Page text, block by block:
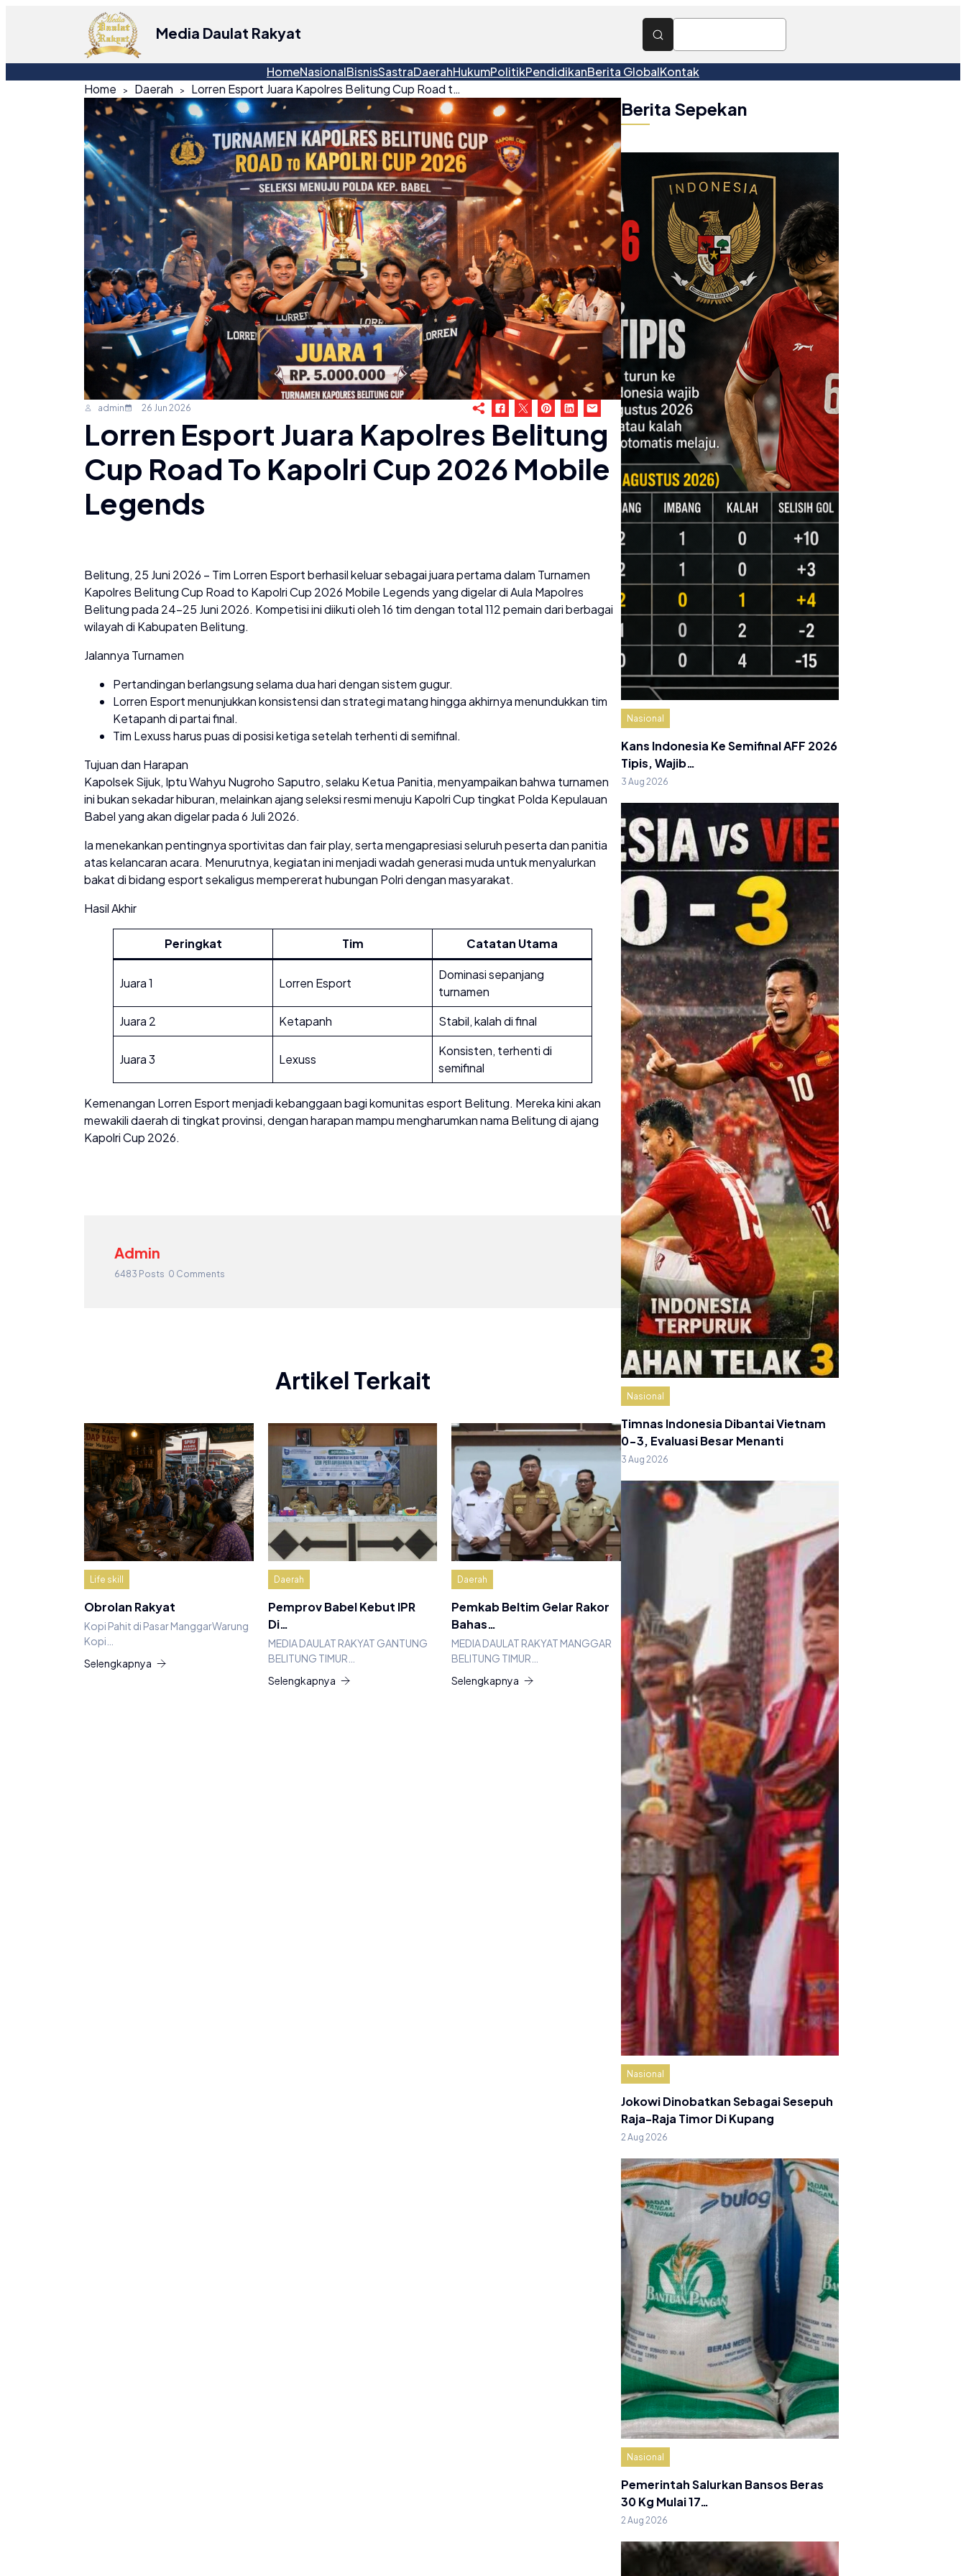
Media Daulat Rakyat
HomeNasionalBisnisSastraDaerahHukumPolitikPendidikanBerita GlobalKontak
Home
Daerah Lorren Esport Juara Kapolres Belitung Cup Road to Kapolri Cup 2026 Mobile Legends
admin 26 Jun 2026
Lorren Esport Juara Kapolres Belitung
Cup Road To Kapolri Cup 2026 Mobile
Legends
Belitung, 25 Juni 2026 – Tim Lorren Esport berhasil keluar sebagai juara pertama dalam Turnamen
Kapolres Belitung Cup Road to Kapolri Cup 2026 Mobile Legends yang digelar di Aula Mapolres
Belitung pada 24–25 Juni 2026. Kompetisi ini diikuti oleh 16 tim dengan total 112 pemain dari berbagai
wilayah di Kabupaten Belitung.
Jalannya Turnamen
Pertandingan berlangsung selama dua hari dengan sistem gugur.
Lorren Esport menunjukkan konsistensi dan strategi matang hingga akhirnya menundukkan tim
Ketapanh di partai final.
Tim Lexuss harus puas di posisi ketiga setelah terhenti di semifinal.
Tujuan dan Harapan
Kapolsek Sijuk, Iptu Wahyu Nugroho Saputro, selaku Ketua Panitia, menyampaikan bahwa turnamen
ini bukan sekadar hiburan, melainkan ajang seleksi resmi menuju Kapolri Cup tingkat Polda Kepulauan
Babel yang akan digelar pada 6 Juli 2026.
Ia menekankan pentingnya sportivitas dan fair play, serta mengapresiasi seluruh peserta dan panitia
atas kelancaran acara. Menurutnya, kegiatan ini menjadi wadah generasi muda untuk menyalurkan
bakat di bidang esport sekaligus mempererat hubungan Polri dengan masyarakat.
Hasil Akhir
Peringkat Tim Catatan Utama
Juara 1 Lorren Esport
Dominasi sepanjang
turnamen
Juara 2
Ketapanh Stabil, kalah di final
Juara 3 Lexuss
Konsisten, terhenti di
semifinal
Kemenangan Lorren Esport menjadi kebanggaan bagi komunitas esport Belitung. Mereka kini akan
mewakili daerah di tingkat provinsi, dengan harapan mampu mengharumkan nama Belitung di ajang
Kapolri Cup 2026.
Admin
6483 Posts 0 Comments
Artikel Terkait
Life skill
Obrolan Rakyat
Kopi Pahit di Pasar ManggarWarung
Kopi…
Selengkapnya
Daerah
Pemprov Babel Kebut IPR
Di…
MEDIA DAULAT RAKYAT GANTUNG
BELITUNG TIMUR…
Selengkapnya
Daerah
Pemkab Beltim Gelar Rakor
Bahas…
MEDIA DAULAT RAKYAT MANGGAR
BELITUNG TIMUR…
Selengkapnya
Berita Sepekan
Nasional
Kans Indonesia Ke Semifinal AFF 2026
Tipis, Wajib…
3 Aug 2026
Nasional
Timnas Indonesia Dibantai Vietnam
0-3, Evaluasi Besar Menanti
3 Aug 2026
Nasional
Jokowi Dinobatkan Sebagai Sesepuh
Raja-Raja Timor Di Kupang
2 Aug 2026
Nasional
Pemerintah Salurkan Bansos Beras
30 Kg Mulai 17…
2 Aug 2026